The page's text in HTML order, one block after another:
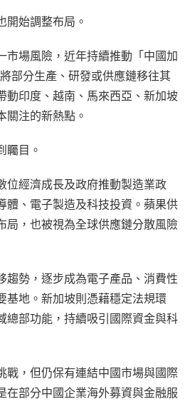
開始調整布局。
市場風險，近年持續推動「中國加
部分生產、研發或供應鏈移往其
動印度、越南、馬來西亞、新加坡
關注的新熱點。
矚目。
位經濟成長及政府推動製造業政
體、電子製造及科技投資。蘋果供
局，也被視為全球供應鏈分散風險
趨勢，逐步成為電子產品、消費性
基地。新加坡則憑藉穩定法規環
總部功能，持續吸引國際資金與科
戰，但仍保有連結中國市場與國際
在部分中國企業海外募資與金融服